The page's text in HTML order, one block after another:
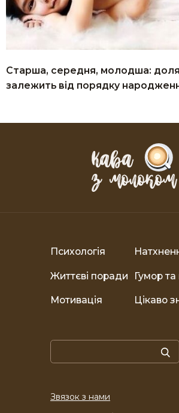
Старша, середня, молодша:
залежить від порядку
Психологія
Життєві поради Гумор
Мотивація Цікаво
Звязок з нами